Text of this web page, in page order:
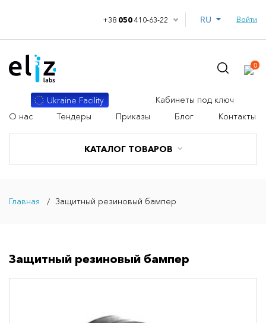
+38 050410-63-22 Войти
КАТАЛОГ ТОВАРОВ
Ukraine Facility
Кабинеты под ключ
О нас
Тендеры Приказы Блог Контакты
0
Главная Защитный резиновый бампер
Защитный резиновый бампер